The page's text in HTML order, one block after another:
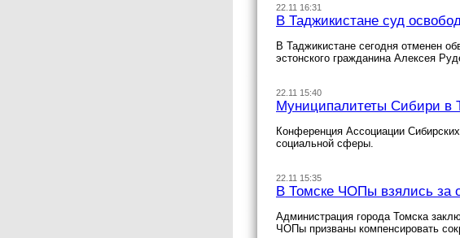
22.11 16:31
В Таджикистане суд
В Таджикистане сегодня отменен
эстонского гражданина Алексея
22.11 15:40
Муниципалитеты Сибири в
Конференция Ассоциации
социальной сферы.
22.11 15:35
В Томске ЧОПы взялись за
Администрация города Томска
ЧОПы призваны компенсировать